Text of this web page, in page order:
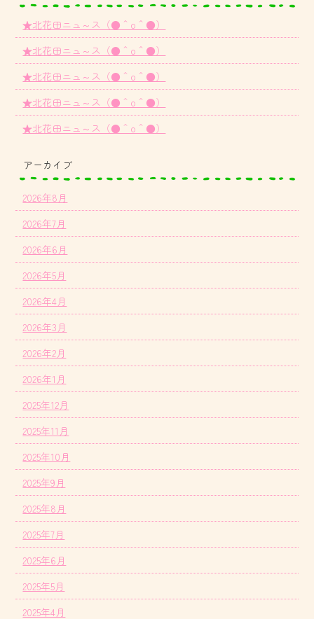
★北花田ニュ～ス（●＾o＾●）
★北花田ニュ～ス（●＾o＾●）
★北花田ニュ～ス（●＾o＾●）
★北花田ニュ～ス（●＾o＾●）
★北花田ニュ～ス（●＾o＾●）
アーカイブ
2026年8月
2026年7月
2026年6月
2026年5月
2026年4月
2026年3月
2026年2月
2026年1月
2025年12月
2025年11月
2025年10月
2025年9月
2025年8月
2025年7月
2025年6月
2025年5月
2025年4月